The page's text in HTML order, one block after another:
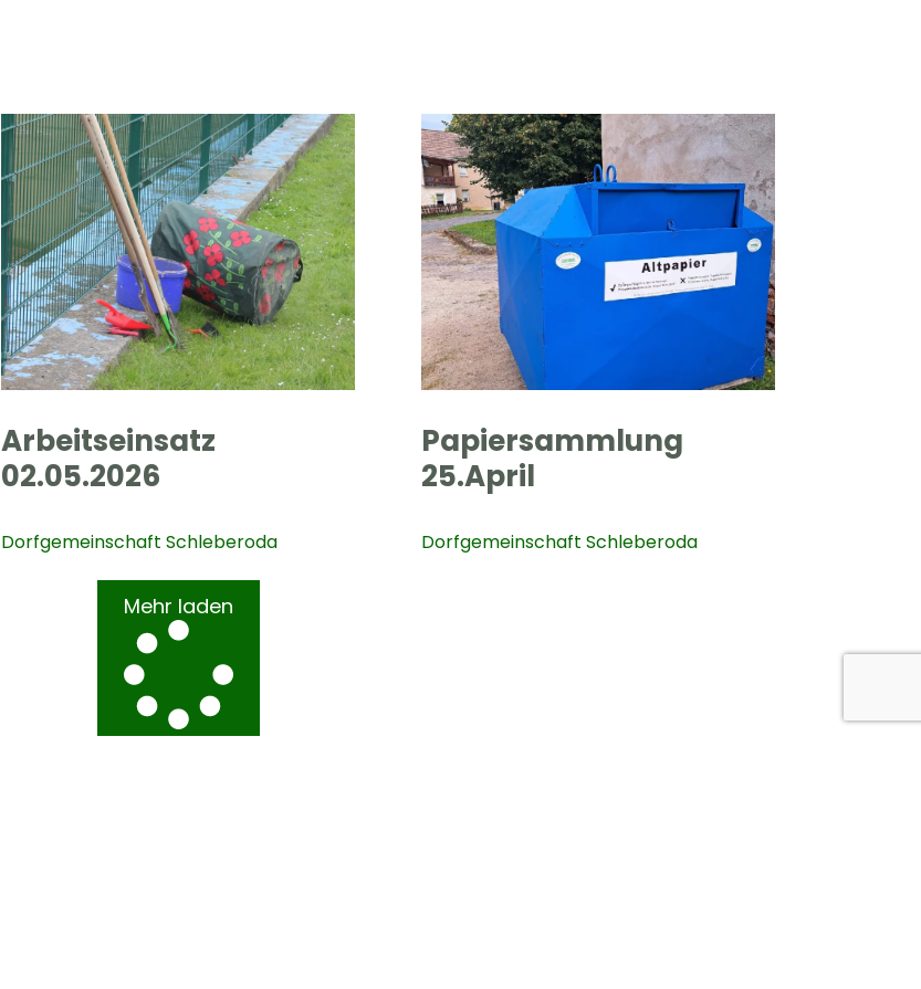
Arbeitseinsatz
02.05.2026
Dorfgemeinschaft Schleberoda
Papiersammlung
25.April
Dorfgemeinschaft Schleberoda
Mehr laden